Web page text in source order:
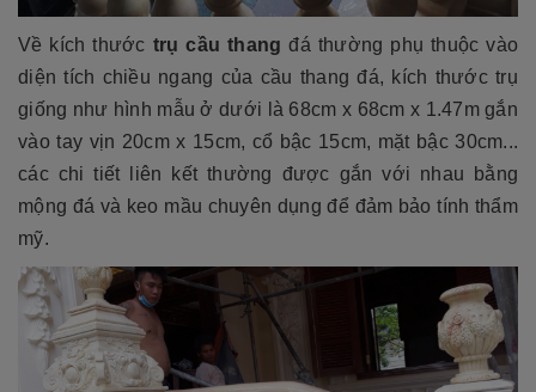
Về kích thước trụ cầu thang đá thường phụ thuộc vào
diện tích chiều ngang của cầu thang đá, kích thước trụ
giống như hình mẫu ở dưới là 68cm x 68cm x 1.47m gắn
vào tay vịn 20cm x 15cm, cổ bậc 15cm, mặt bậc 30cm...
các chi tiết liên kết thường được gắn với nhau bằng
mộng đá và keo mầu chuyên dụng để đảm bảo tính thẩm
mỹ.